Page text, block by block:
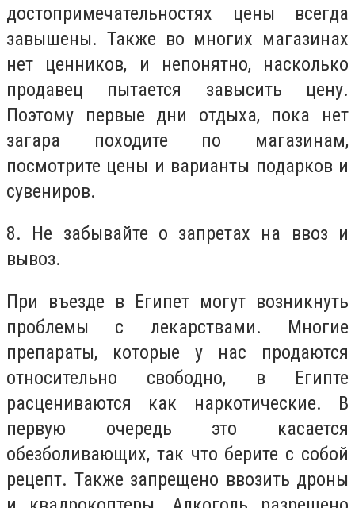
достопримечательностях цены всегда
завышены. Также во многих магазинах
нет ценников, и непонятно, насколько
продавец пытается завысить цену.
Поэтому первые дни отдыха, пока нет
загара походите по магазинам,
посмотрите цены и варианты подарков и
сувениров.
8. Не забывайте о запретах на ввоз и
вывоз.
При въезде в Египет могут возникнуть
проблемы с лекарствами. Многие
препараты, которые у нас продаются
относительно свободно, в Египте
расцениваются как наркотические. В
первую очередь это касается
обезболивающих, так что берите с собой
рецепт. Также запрещено ввозить дроны